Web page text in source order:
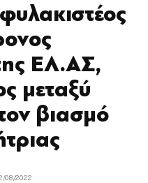
ΕΛ.ΑΣ,
μεταξύ
βιασμό
08/2022